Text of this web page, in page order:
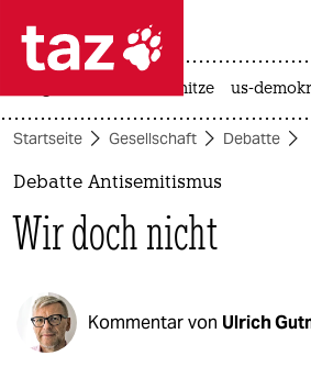
 taz zahl ich
taz zahl ich
politik
öko
gesellschaft
hitze us-
Startseite Gesellschaft Debatte
Debatte Antisemitismus
Wir doch nicht
Kommentar von Ulrich